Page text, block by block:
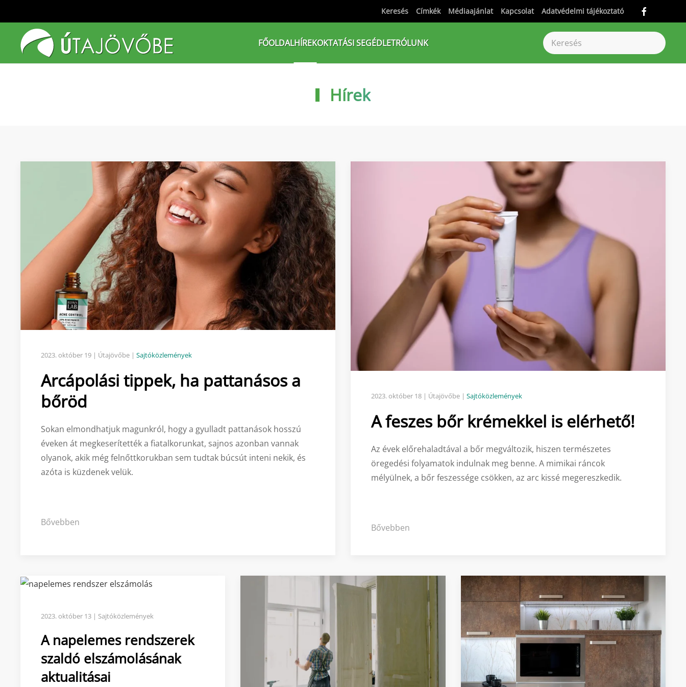
Fő tartalom átugrása
Keresés Címkék Médiaajánlat Kapcsolat Adatvédelmi tájékoztató
FŐOLDALHÍREKOKTATÁSI SEGÉDLETRÓLUNK
Hírek
2023. október 19 | Útajövőbe | Sajtóközlemények
Arcápolási tippek, ha pattanásos a
bőröd
Sokan elmondhatjuk magunkról, hogy a gyulladt pattanások hosszú
éveken át megkeserítették a fiatalkorunkat, sajnos azonban vannak
olyanok, akik még felnőttkorukban sem tudtak búcsút inteni nekik, és
azóta is küzdenek velük.
Bővebben
2023. október 18 | Útajövőbe | Sajtóközlemények
A feszes bőr krémekkel is elérhető!
Az évek előrehaladtával a bőr megváltozik, hiszen természetes
öregedési folyamatok indulnak meg benne. A mimikai ráncok
mélyülnek, a bőr feszessége csökken, az arc kissé megereszkedik.
Bővebben
2023. október 13 | Sajtóközlemények
A napelemes rendszerek
szaldó elszámolásának
aktualitásai